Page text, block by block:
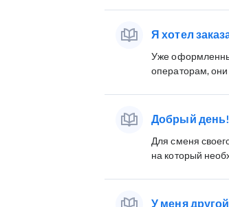
Я хотел
Уже
операторам,
Добрый день!
Для сменя
на который
У меня